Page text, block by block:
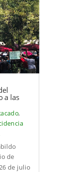
a las
,
de
de julio